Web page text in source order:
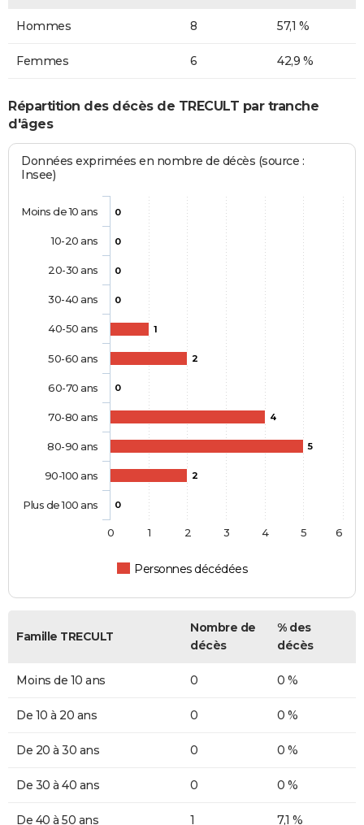
Hommes 8 57,1 %
Femmes 6 42,9 %
Répartition des décès de TRECULT par tranche
d'âges
Données exprimées en nombre de décès (source :
Insee)
0
0
0
0
1
2
0
4
5
2
0
Personnes décédées
Moins de 10 ans
10-20 ans
20-30 ans
30-40 ans
40-50 ans
50-60 ans
60-70 ans
70-80 ans
80-90 ans
90-100 ans
Plus de 100 ans
0 1 2 3 4 5 6
Famille TRECULT
Nombre de
décès
% des
décès
Moins de 10 ans 0 0 %
De 10 à 20 ans 0 0 %
De 20 à 30 ans 0 0 %
De 30 à 40 ans 0 0 %
De 40 à 50 ans 1 7,1 %